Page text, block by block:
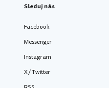
Sleduj nás
Facebook
Messenger
Instagram
X / Twitter